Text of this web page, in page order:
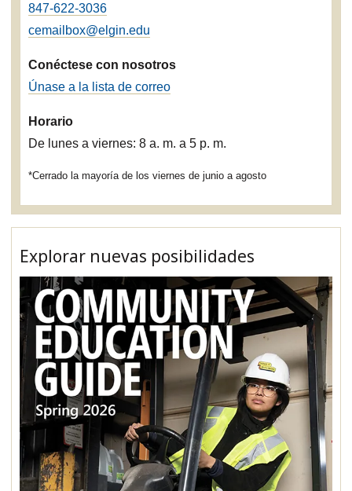
847-622-3036
cemailbox@elgin.edu
Conéctese con nosotros
Únase a la lista de correo
Horario
De lunes a viernes: 8 a. m. a 5 p. m.
*Cerrado la mayoría de los viernes de junio a agosto
Explorar nuevas posibilidades